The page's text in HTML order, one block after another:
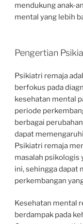
mendukung anak-
mental yang lebih
Pengertian
Psikiatri remaja
berfokus pada
kesehatan mental
periode
berbagai
dapat
Psikiatri remaja
masalah psikologis
ini, sehingga dapat
perkembangan
Kesehatan mental
berdampak pada